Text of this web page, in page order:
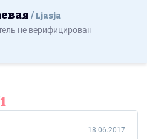
Ljasja
не верифицирован
1
18.06.2017